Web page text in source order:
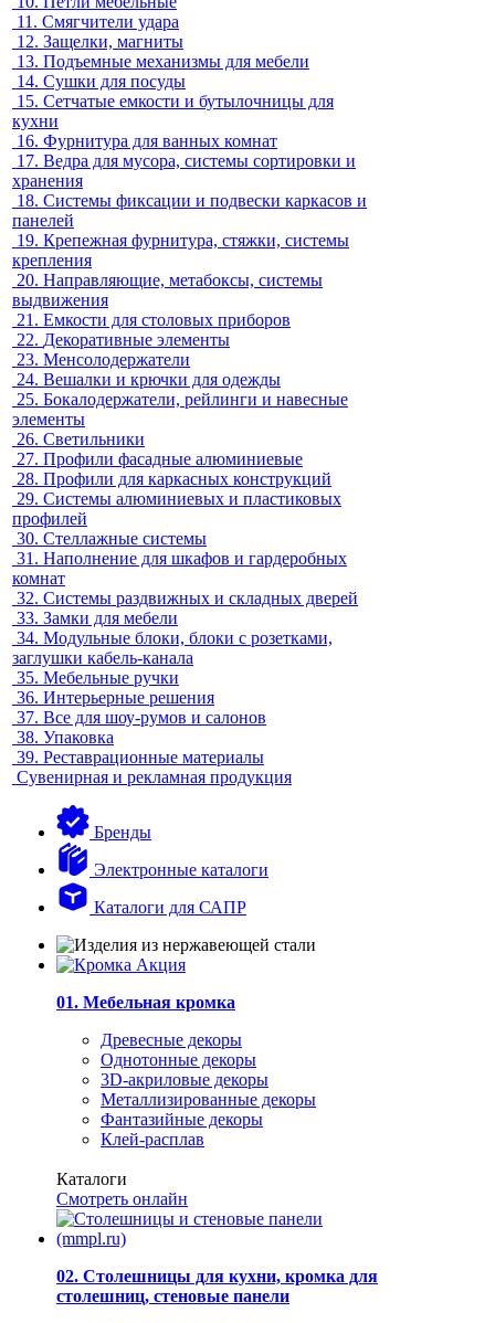
11. Смягчители удара
12. Защелки, магниты
13. Подъемные механизмы для мебели
14. Сушки для посуды
15. Сетчатые емкости и бутылочницы для
кухни
16. Фурнитура для ванных комнат
17. Ведра для мусора, системы сортировки и
хранения
18. Системы фиксации и подвески каркасов и
панелей
19. Крепежная фурнитура, стяжки, системы
крепления
20. Направляющие, метабоксы, системы
выдвижения
21. Емкости для столовых приборов
22. Декоративные элементы
23. Менсолодержатели
24. Вешалки и крючки для одежды
25. Бокалодержатели, рейлинги и навесные
элементы
26. Светильники
27. Профили фасадные алюминиевые
28. Профили для каркасных конструкций
29. Системы алюминиевых и пластиковых
профилей
30. Стеллажные системы
31. Наполнение для шкафов и гардеробных
комнат
32. Системы раздвижных и складных дверей
33. Замки для мебели
34. Модульные блоки, блоки с розетками,
заглушки кабель-канала
35. Мебельные ручки
36. Интерьерные решения
37. Все для шоу-румов и салонов
38. Упаковка
39. Реставрационные материалы
Сувенирная и рекламная продукция
Бренды
Электронные каталоги
Каталоги для САПР
01. Мебельная кромка
Древесные декоры
Однотонные декоры
3D-акриловые декоры
Металлизированные декоры
Фантазийные декоры
Клей-расплав
Каталоги
Смотреть онлайн
02. Столешницы для кухни, кромка для
столешниц, стеновые панели